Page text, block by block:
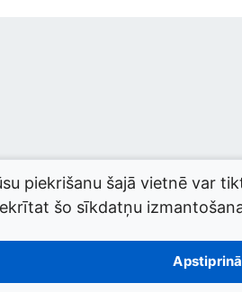
termini.gov.lv. Izstrādātājs:
piekrišanu šajā vietnē var
šo sīkdatņu